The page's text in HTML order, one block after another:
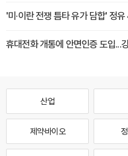
'미·이란 전쟁 틈타 유가 담합' 정
휴대전화 개통에 안면인증 도입...
산업
제약·바이오